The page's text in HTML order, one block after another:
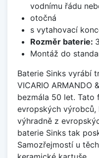
vodnímu řádu
otočná
s vytahovací
Rozměr baterie:
Montáž do
Baterie Sinks vyrábí
VICARIO ARMANDO
bezmála 50 let. Tato
evropských
výhradně z
baterie Sinks tak
Samozřejmostí u